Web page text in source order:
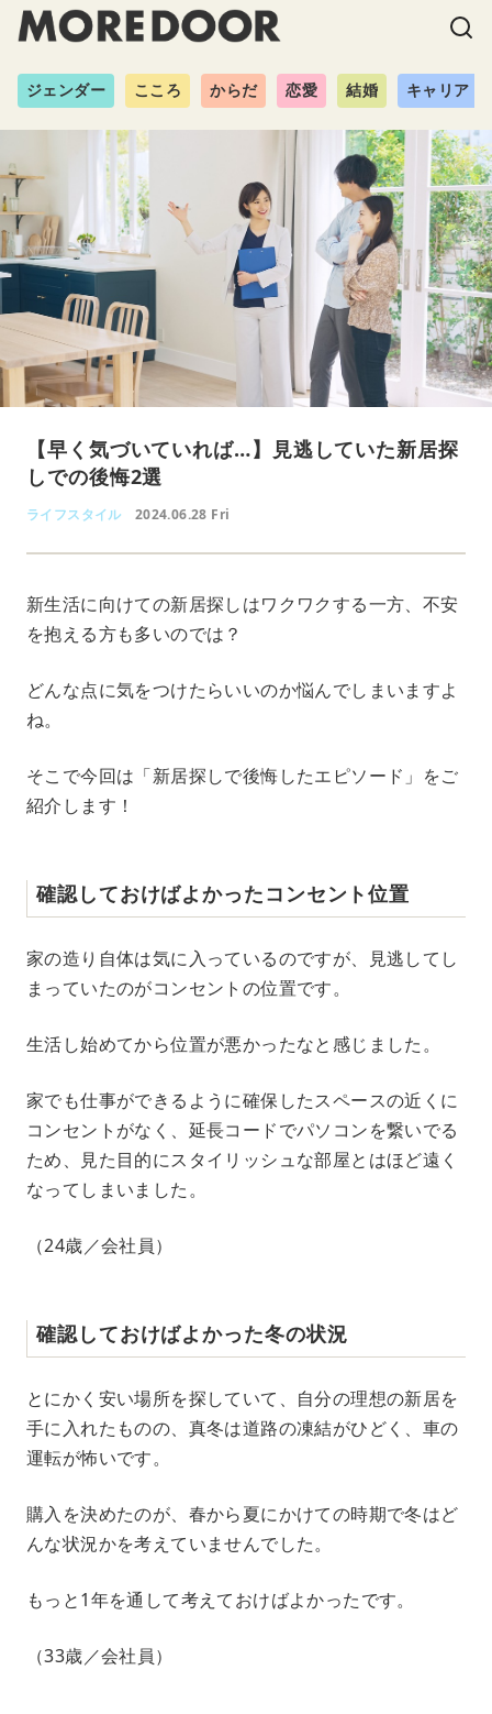
ジェンダー こころ からだ 恋愛 結婚 キャリア
【早く気づいていれば…】見逃していた新居探
しでの後悔2選
ライフスタイル 2024.06.28 Fri
新生活に向けての新居探しはワクワクする一方、不安
を抱える方も多いのでは？
どんな点に気をつけたらいいのか悩んでしまいますよ
ね。
そこで今回は「新居探しで後悔したエピソード」をご
紹介します！
確認しておけばよかったコンセント位置
家の造り自体は気に入っているのですが、見逃してし
まっていたのがコンセントの位置です。
生活し始めてから位置が悪かったなと感じました。
家でも仕事ができるように確保したスペースの近くに
コンセントがなく、延長コードでパソコンを繋いでる
ため、見た目的にスタイリッシュな部屋とはほど遠く
なってしまいました。
（24歳／会社員）
確認しておけばよかった冬の状況
とにかく安い場所を探していて、自分の理想の新居を
手に入れたものの、真冬は道路の凍結がひどく、車の
運転が怖いです。
購入を決めたのが、春から夏にかけての時期で冬はど
んな状況かを考えていませんでした。
もっと1年を通して考えておけばよかったです。
（33歳／会社員）